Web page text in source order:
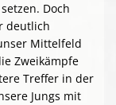
Doch
deutlich
Mittelfeld
Zweikämpfe
Treffer in der
Jungs mit